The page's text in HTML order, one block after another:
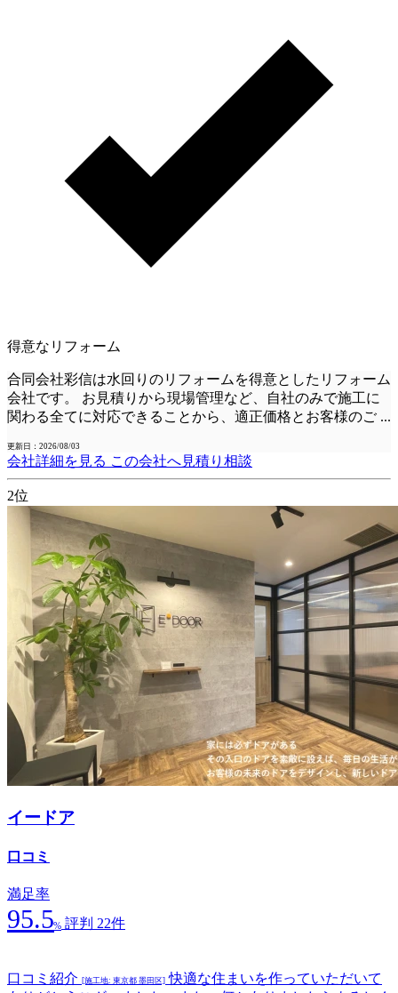
得意なリフォーム
合同会社彩信は水回りのリフォームを得意としたリフォーム
会社です。 お見積りから現場管理など、自社のみで施工に
関わる全てに対応できることから、適正価格とお客様のご ...
更新日：2026/08/03
会社詳細を見る この会社へ見積り相談
2位
イードア
口コミ
満足率
95.5% 評判 22件
口コミ紹介 [施工地: 東京都 墨田区] 快適な住まいを作っていただいて